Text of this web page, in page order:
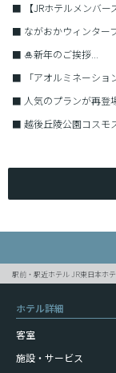
■
【JRホテルメンバー
■ ながおかウィンター
■ 🎍新年のご挨拶...
■
「アオルミネーショ
■ 人気のプランが再登
■ 越後丘陵公園コスモ
駅前・駅近ホテル JR東日本ホ
ホテル詳細
客室
施設・サービス